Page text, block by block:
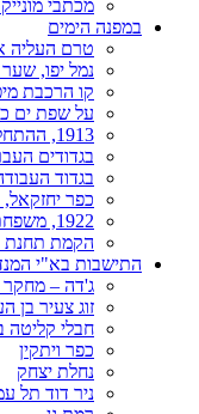
מכתבי מונייק
במפנה הימים
טרם העליה
נמל יפו, שער
קו הרכבת מיפו
על שפת ים
1913, ההתחלה בארץ ישראל
בגדודים העבריים
בגדוד העבודה
כפר יחזקאל,
1922, משפחת לנדרס מתאחדת
הקמת תחנת
התישבות בא"י
ג'דה – מחקר
זוג צעיר בן
חבלי קליטה
כפר ויתקין
נחלת יצחק
ניר דוד תל עמל